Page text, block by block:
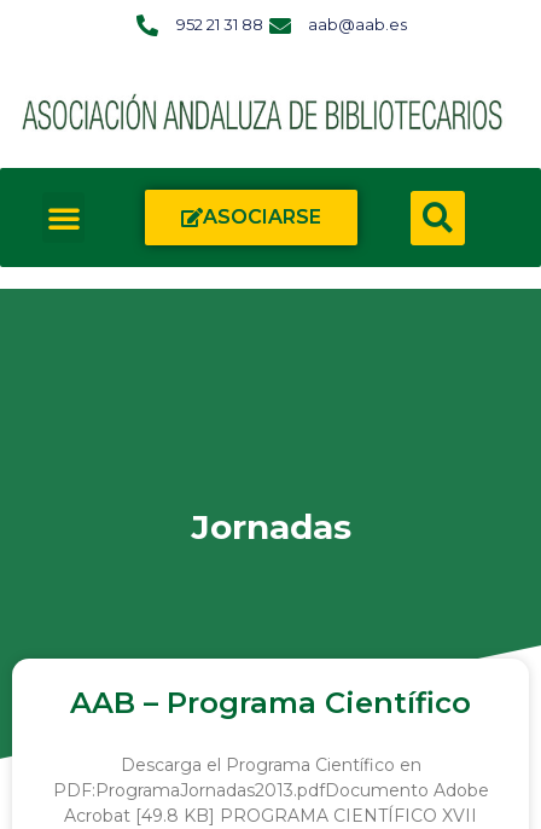
952 21 31 88 aab@aab.es
ASOCIARSE
Jornadas
AAB – Programa Científico
Descarga el Programa Científico en
PDF:ProgramaJornadas2013.pdfDocumento Adobe
Acrobat [49.8 KB] PROGRAMA CIENTÍFICO XVII